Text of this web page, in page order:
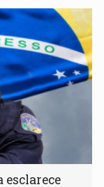
esclarece